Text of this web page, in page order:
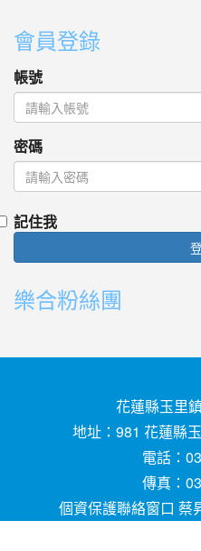
會員登錄
帳號
密碼
記住我
樂合粉絲團
花蓮縣玉里
地址：981 花蓮縣
電話：
傳真：
個資保護聯絡窗口 蔡